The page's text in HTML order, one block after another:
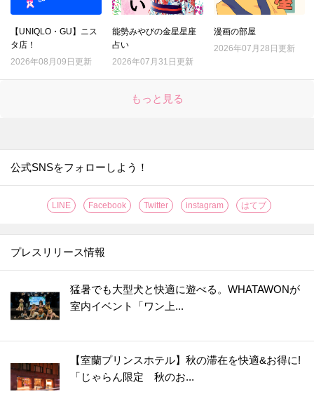
【UNIQLO・GU】ニス
タ店！
2026年08月09日更新
能勢みやびの金星星座
占い
2026年07月31日更新
漫画の部屋
2026年07月28日更新
もっと見る
公式SNSをフォローしよう！
LINE Facebook Twitter instagram はてブ
プレスリリース情報
猛暑でも大型犬と快適に遊べる。WHATAWONが
室内イベント「ワン上...
【室蘭プリンスホテル】秋の滞在を快適&お得に!
「じゃらん限定 秋のお...